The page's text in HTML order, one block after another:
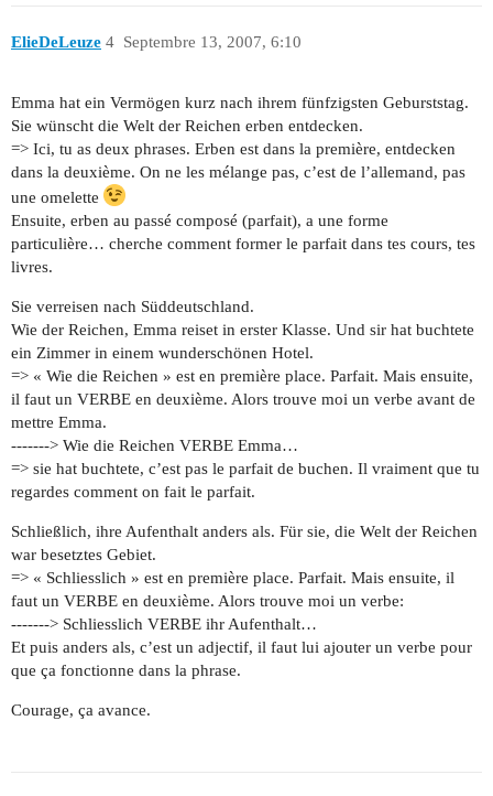
ElieDeLeuze Septembre 13, 2007, 6:10
4
Emma hat ein Vermögen kurz nach ihrem fünfzigsten Geburststag.
Sie wünscht die Welt der Reichen erben entdecken.
=> Ici, tu as deux phrases. Erben est dans la première, entdecken
dans la deuxième. On ne les mélange pas, c’est de l’allemand, pas
une omelette
Ensuite, erben au passé composé (parfait), a une forme
particulière… cherche comment former le parfait dans tes cours, tes
livres.
Sie verreisen nach Süddeutschland.
Wie der Reichen, Emma reiset in erster Klasse. Und sir hat buchtete
ein Zimmer in einem wunderschönen Hotel.
=> « Wie die Reichen » est en première place. Parfait. Mais ensuite,
il faut un VERBE en deuxième. Alors trouve moi un verbe avant de
mettre Emma.
-------> Wie die Reichen VERBE Emma…
=> sie hat buchtete, c’est pas le parfait de buchen. Il vraiment que tu
regardes comment on fait le parfait.
Schließlich, ihre Aufenthalt anders als. Für sie, die Welt der Reichen
war besetztes Gebiet.
=> « Schliesslich » est en première place. Parfait. Mais ensuite, il
faut un VERBE en deuxième. Alors trouve moi un verbe:
-------> Schliesslich VERBE ihr Aufenthalt…
Et puis anders als, c’est un adjectif, il faut lui ajouter un verbe pour
que ça fonctionne dans la phrase.
Courage, ça avance.